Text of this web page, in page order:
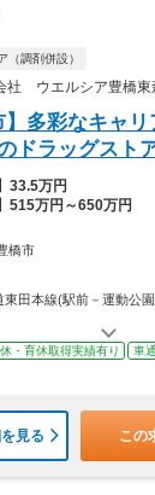
（調剤併設）
社 ウエルシア豊橋東
】多彩なキャ
ドラッグスト
33.5万円
515万円～650万円
橋市
東田本線(駅前－運動公
・育休取得実績有り 車
見る この